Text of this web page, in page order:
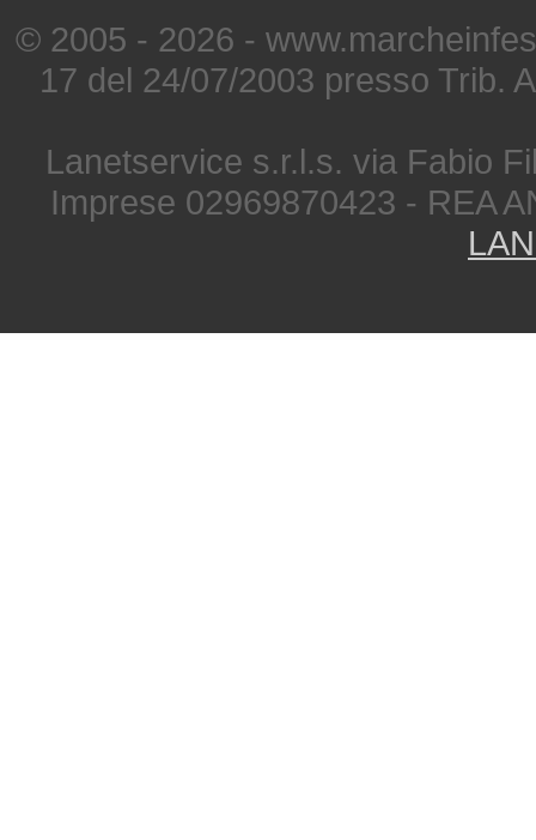
© 2005 - 2026 -
17 del 24/07/2003 presso Trib.
Lanetservice s.r.l.s. via Fabio
Imprese 02969870423 - REA